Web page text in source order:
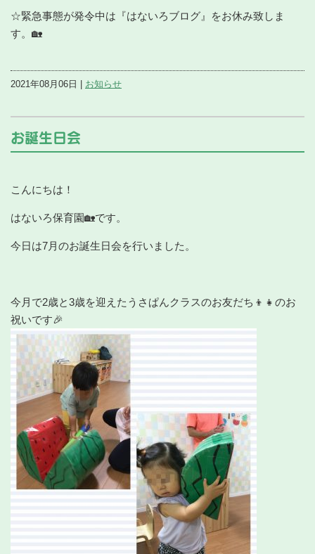
☆緊急事態が発令中は『はないろブログ』をお休み致しま
す。🏡
2021年08月06日 | お知らせ
お誕生日会
こんにちは！
はないろ保育園🏡です。
今日は7月のお誕生日会を行いました。
今月で2歳と3歳を迎えたうさぱんクラスのお友だち👦👧のお
祝いです🎉